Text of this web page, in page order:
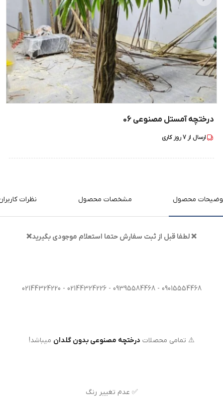
درختچه آمستل مصنوعی 06
ارسال از 7روز کاری
محصول مشخصات محصول نظرات
❌ لطفا قبل از ثبت سفارش حتما استعلام موجودی بگیرید❌
09015554468 - 09395584468 - 02144324226 - 02144324220
⚠️ تمامی محصلات درختچه مصنوعی بدون گلدان میباشد!
✅ عدم تغییر رنگ